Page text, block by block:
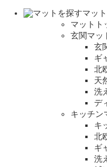
マット
マットト
玄関マッ
玄
ギ
北
天
洗
デ
キッチン
キ
北
ギ
洗